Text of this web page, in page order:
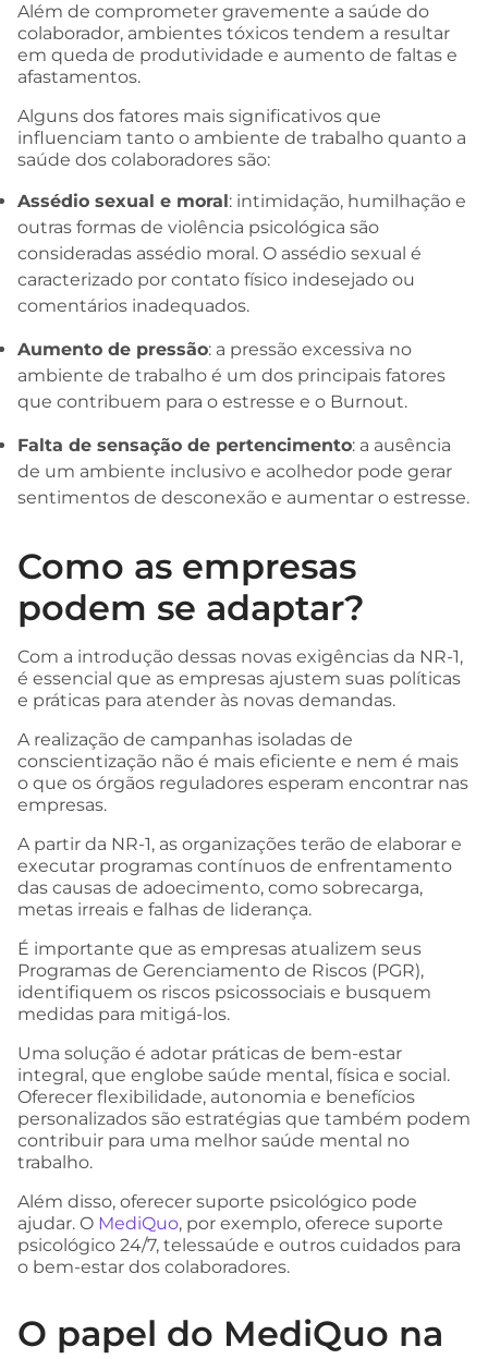
Além de comprometer gravemente a saúde do
colaborador, ambientes tóxicos tendem a resultar
em queda de produtividade e aumento de faltas e
afastamentos.
Alguns dos fatores mais significativos que
influenciam tanto o ambiente de trabalho quanto a
saúde dos colaboradores são:
Assédio sexual e moral : intimidação, humilhação e
outras formas de violência psicológica são
consideradas assédio moral. O assédio sexual é
caracterizado por contato físico indesejado ou
comentários inadequados.
Aumento de pressão: a pressão excessiva no
ambiente de trabalho é um dos principais fatores
que contribuem para o estresse e o Burnout.
Falta de sensação de pertencimento: a ausência
de um ambiente inclusivo e acolhedor pode gerar
sentimentos de desconexão e aumentar o estresse.
Como as empresas
podem se adaptar?
Com a introdução dessas novas exigências da NR-1,
é essencial que as empresas ajustem suas políticas
e práticas para atender às novas demandas.
A realização de campanhas isoladas de
conscientização não é mais eficiente e nem é mais
o que os órgãos reguladores esperam encontrar nas
empresas.
A partir da NR-1, as organizações terão de elaborar e
executar programas contínuos de enfrentamento
das causas de adoecimento, como sobrecarga,
metas irreais e falhas de liderança.
É importante que as empresas atualizem seus
Programas de Gerenciamento de Riscos (PGR),
identifiquem os riscos psicossociais e busquem
medidas para mitigá-los.
Uma solução é adotar práticas de bem-estar
integral, que englobe saúde mental, física e social.
Oferecer flexibilidade, autonomia e benefícios
personalizados são estratégias que também podem
contribuir para uma melhor saúde mental no
trabalho.
Além disso, oferecer suporte psicológico pode
ajudar. O MediQuo, por exemplo, oferece suporte
psicológico 24/7, telessaúde e outros cuidados para
o bem-estar dos colaboradores.
O papel do MediQuo na